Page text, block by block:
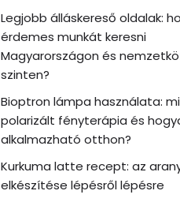
Legjobb álláskereső oldalak:
érdemes munkát keresni
Magyarországon és
szinten?
Bioptron lámpa használata:
polarizált fényterápia és
alkalmazható otthon?
Kurkuma latte recept: az
elkészítése lépésről lépésre